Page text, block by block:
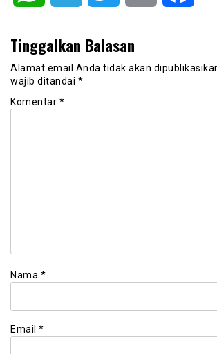
Tinggalkan Balasan
Alamat email Anda tidak akan
wajib ditandai *
Komentar *
Nama *
Email *